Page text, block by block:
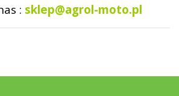
: sklep@agrol-moto.pl